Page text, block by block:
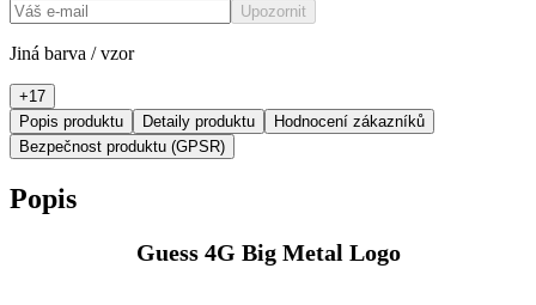
Upozornit
Jiná barva / vzor
+17
Popis produktu
Detaily produktu
Hodnocení zákazníků
Bezpečnost produktu (GPSR)
Popis
Guess 4G Big Metal Logo